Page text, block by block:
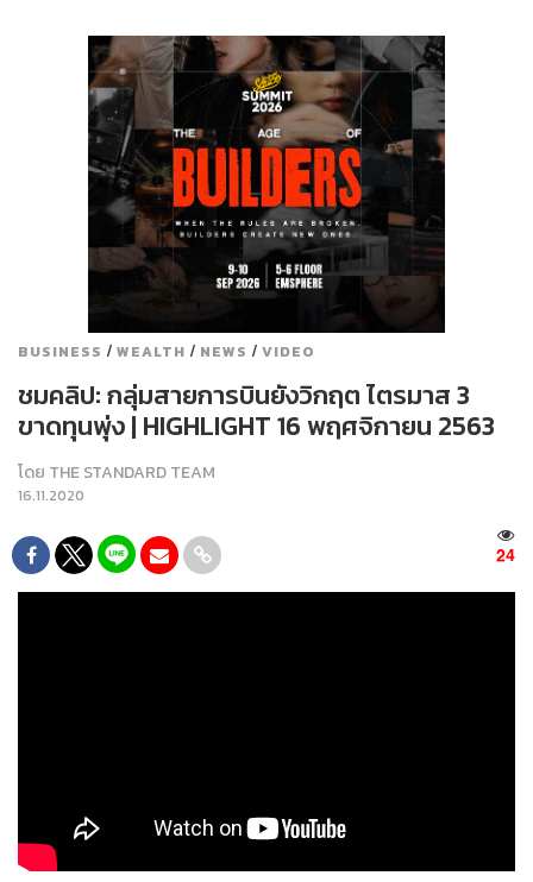
BUSINESS / WEALTH / NEWS / VIDEO
ชมคลิป: กลุ่มสายการบินยังวิกฤต ไตรมาส 3
ขาดทุนพุ่ง | HIGHLIGHT 16 พฤศจิกายน 2563
โดย THE STANDARD TEAM
16.11.2020
24